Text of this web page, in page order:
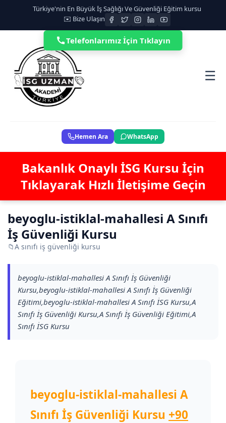
Türkiye'nin En Büyük İş Sağlığı Ve Güvenliği Eğitim kursu
✉️ Bize Ulaşın
☰
Hemen Ara WhatsApp
Bakanlık Onaylı İSG Kursu İçin
Tıklayarak Hızlı İletişime Geçin
beyoglu-istiklal-mahallesi A Sınıfı
İş Güvenliği Kursu
📁A sınıfı iş güvenliği kursu
beyoglu-istiklal-mahallesi A Sınıfı İş Güvenliği
Kursu,beyoglu-istiklal-mahallesi A Sınıfı İş Güvenliği
Eğitimi,beyoglu-istiklal-mahallesi A Sınıfı İSG Kursu,A
Sınıfı İş Güvenliği Kursu,A Sınıfı İş Güvenliği Eğitimi,A
Sınıfı İSG Kursu
beyoglu-istiklal-mahallesi A
Sınıfı İş Güvenliği Kursu +90
Telefonlarımız İçin Tıklayın